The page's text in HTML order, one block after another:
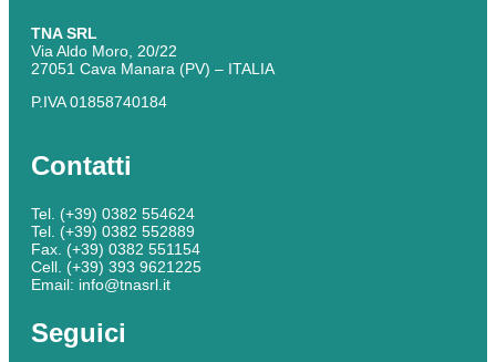
TNA SRL
Via Aldo Moro, 20/22
27051 Cava Manara (PV) – ITALIA
P.IVA 01858740184
Contatti
Tel. (+39) 0382 554624
Tel. (+39) 0382 552889
Fax. (+39) 0382 551154
Cell. (+39) 393 9621225
Email: info@tnasrl.it
Seguici